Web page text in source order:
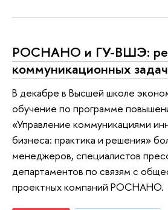
РОСНАНО и ГУ-ВШЭ:
коммуникационных задач
В декабре в Высшей школе
обучение по программе
«Управление коммуникациями
бизнеса: практика и решения»
менеджеров, специалистов
департаментов по связям с
проектных компаний РОСНАНО.